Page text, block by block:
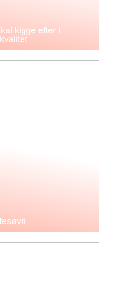
kigge efter i